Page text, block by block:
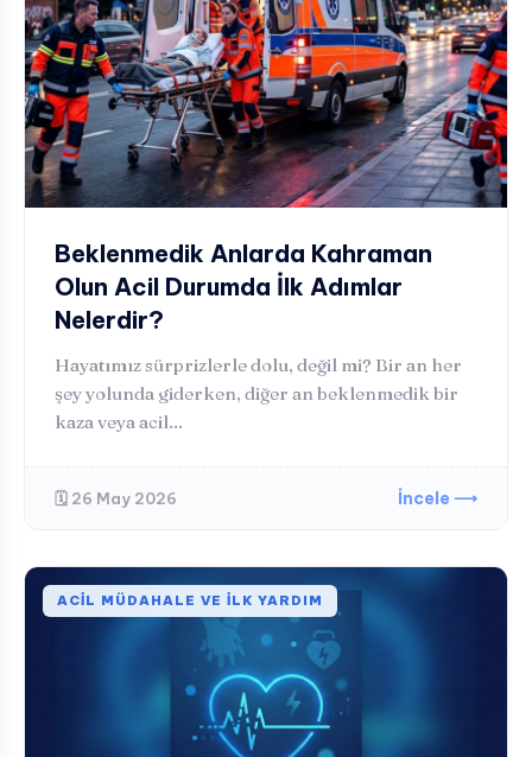
Beklenmedik Anlarda Kahraman
Olun Acil Durumda İlk Adımlar
Nelerdir?
Hayatımız sürprizlerle dolu, değil mi? Bir an her
şey yolunda giderken, diğer an beklenmedik bir
kaza veya acil...
🗓️ 26 May 2026 İncele ⟶
ACIL MÜDAHALE VE İLK YARDIM